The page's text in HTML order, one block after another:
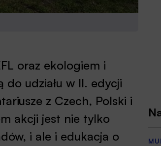
oraz ekologiem i
udziału w II. edycji
z Czech, Polski i
akcji jest nie tylko
i ale i edukacja o